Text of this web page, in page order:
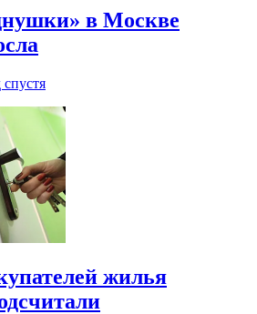
в Москве
спустя
жилья